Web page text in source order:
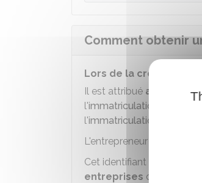
Comment obtenir
Lors de la création de
Il est attribué
l'immatriculation d'une
l'immatriculation d'une
L'entrepreneur n'a
Cet identifiant se trouve
entreprises dès que sa